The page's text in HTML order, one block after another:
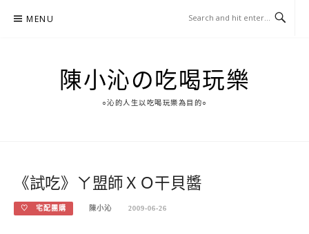
MENU
陳小沁の吃喝玩樂
○沁的人生以吃喝玩樂為目的○
《試吃》ㄚ盟師ＸＯ干貝醬
♡ 宅配團購 陳小沁 2009-06-26